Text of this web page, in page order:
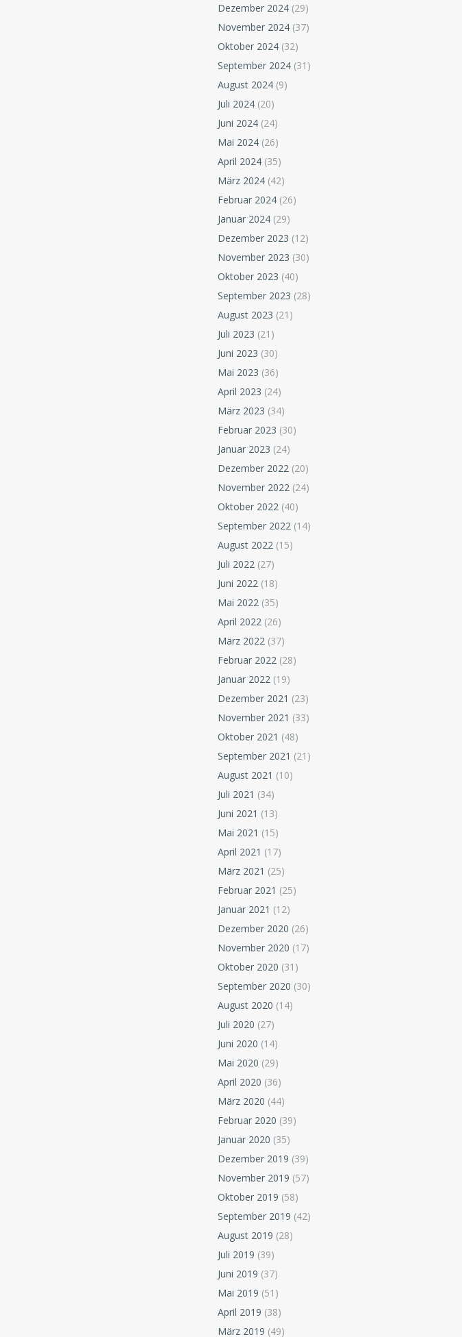
Dezember 2024 (29)
November 2024 (37)
Oktober 2024 (32)
September 2024 (31)
August 2024 (9)
Juli 2024 (20)
Juni 2024 (24)
Mai 2024 (26)
April 2024 (35)
März 2024 (42)
Februar 2024 (26)
Januar 2024 (29)
Dezember 2023 (12)
November 2023 (30)
Oktober 2023 (40)
September 2023 (28)
August 2023 (21)
Juli 2023 (21)
Juni 2023 (30)
Mai 2023 (36)
April 2023 (24)
März 2023 (34)
Februar 2023 (30)
Januar 2023 (24)
Dezember 2022 (20)
November 2022 (24)
Oktober 2022 (40)
September 2022 (14)
August 2022 (15)
Juli 2022 (27)
Juni 2022 (18)
Mai 2022 (35)
April 2022 (26)
März 2022 (37)
Februar 2022 (28)
Januar 2022 (19)
Dezember 2021 (23)
November 2021 (33)
Oktober 2021 (48)
September 2021 (21)
August 2021 (10)
Juli 2021 (34)
Juni 2021 (13)
Mai 2021 (15)
April 2021 (17)
März 2021 (25)
Februar 2021 (25)
Januar 2021 (12)
Dezember 2020 (26)
November 2020 (17)
Oktober 2020 (31)
September 2020 (30)
August 2020 (14)
Juli 2020 (27)
Juni 2020 (14)
Mai 2020 (29)
April 2020 (36)
März 2020 (44)
Februar 2020 (39)
Januar 2020 (35)
Dezember 2019 (39)
November 2019 (57)
Oktober 2019 (58)
September 2019 (42)
August 2019 (28)
Juli 2019 (39)
Juni 2019 (37)
Mai 2019 (51)
April 2019 (38)
März 2019 (49)